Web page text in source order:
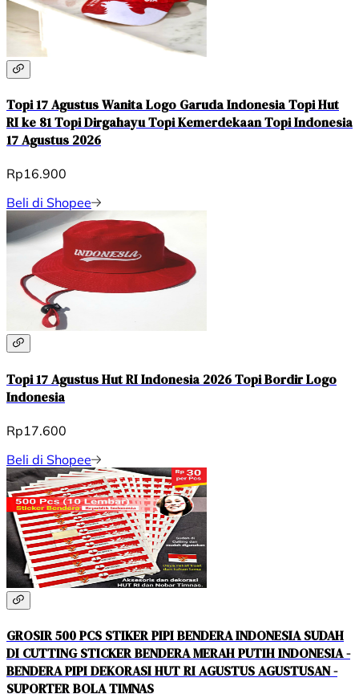
Topi 17 Agustus Wanita Logo Garuda Indonesia Topi Hut
RI ke 81 Topi Dirgahayu Topi Kemerdekaan Topi Indonesia
17 Agustus 2026
Rp16.900
Beli di Shopee
Topi 17 Agustus Hut RI Indonesia 2026 Topi Bordir Logo
Indonesia
Rp17.600
Beli di Shopee
GROSIR 500 PCS STIKER PIPI BENDERA INDONESIA SUDAH
DI CUTTING STICKER BENDERA MERAH PUTIH INDONESIA -
BENDERA PIPI DEKORASI HUT RI AGUSTUS AGUSTUSAN -
SUPORTER BOLA TIMNAS